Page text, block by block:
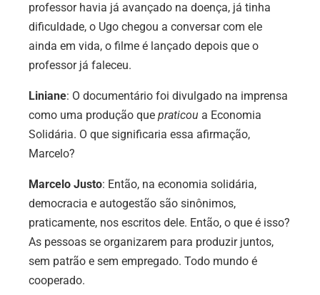
professor havia já avançado na doença, já tinha
dificuldade, o Ugo chegou a conversar com ele
ainda em vida, o filme é lançado depois que o
professor já faleceu.
Liniane: O documentário foi divulgado na imprensa
como uma produção que praticou a Economia
Solidária. O que significaria essa afirmação,
Marcelo?
Marcelo Justo: Então, na economia solidária,
democracia e autogestão são sinônimos,
praticamente, nos escritos dele. Então, o que é isso?
As pessoas se organizarem para produzir juntos,
sem patrão e sem empregado. Todo mundo é
cooperado.